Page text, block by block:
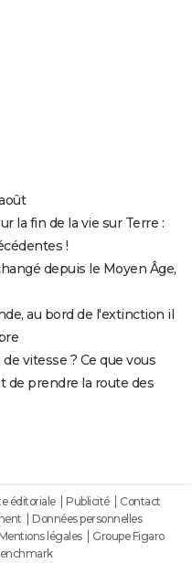
la fin de la vie sur Terre :
!
depuis le Moyen Âge,
au bord de l'extinction il
vitesse ? Ce que vous
de prendre la route des
éditoriale Publicité
Contact
Données personnelles
Mentions légales
Groupe Figaro